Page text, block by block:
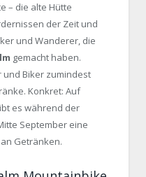
– die alte Hütte
der Zeit und
und Wanderer, die
gemacht haben.
Biker zumindest
Konkret: Auf
es während der
September eine
Getränken.